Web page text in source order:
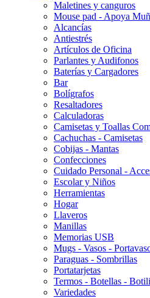
Maletines y canguros
Mouse pad - Apoya
Alcancías
Antiestrés
Artículos de Oficina
Parlantes y Audifonos
Baterías y Cargadores
Bar
Bolígrafos
Resaltadores
Calculadoras
Camisetas y Toallas
Cachuchas - Camisetas
Cobijas - Mantas
Confecciones
Cuidado Personal -
Escolar y Niños
Herramientas
Hogar
Llaveros
Manillas
Memorias USB
Mugs - Vasos -
Paraguas - Sombrillas
Portatarjetas
Termos - Botellas -
Variedades